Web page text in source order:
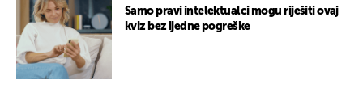
Samo pravi intelektualci mogu riješiti ovaj
kviz bez ijedne pogreške